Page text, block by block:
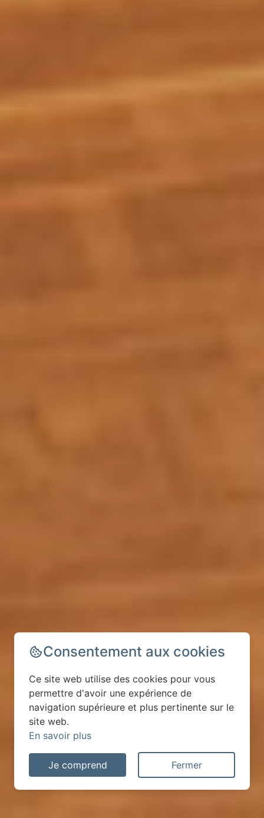
Consentement aux cookies
Ce site web utilise des cookies pour vous
permettre d'avoir une expérience de
navigation supérieure et plus pertinente sur le
site web.
En savoir plus
Je comprend Fermer